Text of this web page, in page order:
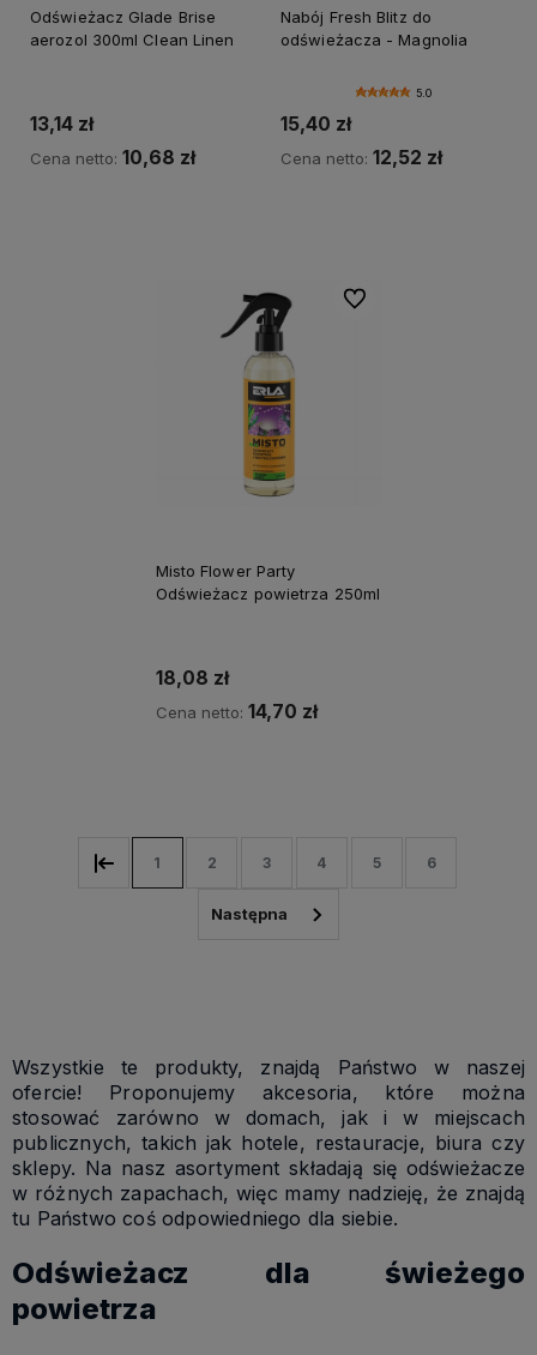
Odświeżacz Glade Brise
aerozol 300ml Clean Linen
13,14 zł
Cena netto: 10,68 zł
Nabój Fresh Blitz do
odświeżacza - Magnolia
5.0
15,40 zł
Cena netto: 12,52 zł
Misto Flower Party
Odświeżacz powietrza 250ml
18,08 zł
Cena netto: 14,70 zł
Do ulubionych
1 2 3 4 5 6
Wszystkie te produkty, znajdą Państwo w naszej
ofercie! Proponujemy akcesoria, które można
stosować zarówno w domach, jak i w miejscach
publicznych, takich jak hotele, restauracje, biura czy
sklepy. Na nasz asortyment składają się odświeżacze
w różnych zapachach, więc mamy nadzieję, że znajdą
tu Państwo coś odpowiedniego dla siebie.
Odświeżacz dla świeżego
powietrza